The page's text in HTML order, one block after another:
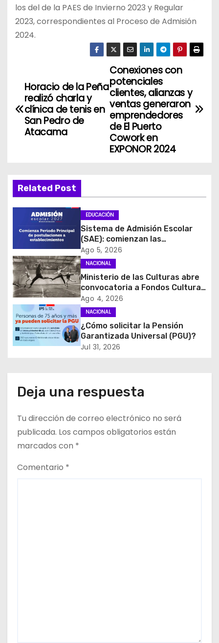
los del de la PAES de Invierno 2023 y Regular
2023, correspondientes al Proceso de Admisión
2024.
v
a
c
n
d
e
e
n
r
d
a
s
Conexiones con
potenciales
clientes, alianzas y
ventas generaron
emprendedores
de El Puerto
Cowork en
EXPONOR 2024
Horacio de la Peña
realizó charla y
clínica de tenis en
San Pedro de
Atacama
Related Post
EDUCACIÓN
Sistema de Admisión Escolar
(SAE): comienzan las
postulaciones a
establecimientos para 2027
Ago 5, 2026
NACIONAL
Ministerio de las Culturas abre
convocatoria a Fondos Cultura
2027 con foco en
transparencia, innovación y
acceso ciudadano
Ago 4, 2026
NACIONAL
¿Cómo solicitar la Pensión
Garantizada Universal (PGU)?
Jul 31, 2026
Deja una respuesta
Tu dirección de correo electrónico no será
publicada. Los campos obligatorios están
marcados con *
Comentario *